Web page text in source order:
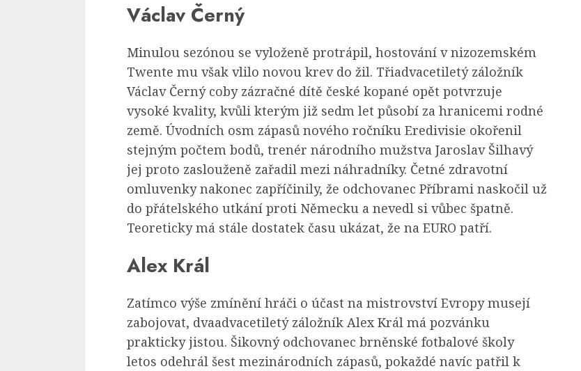
Václav Černý
Minulou sezónou se vyloženě protrápil, hostování v nizozemském
Twente mu však vlilo novou krev do žil. Třiadvacetiletý záložník
Václav Černý coby zázračné dítě české kopané opět potvrzuje
vysoké kvality, kvůli kterým již sedm let působí za hranicemi rodné
země. Úvodních osm zápasů nového ročníku Eredivisie okořenil
stejným počtem bodů, trenér národního mužstva Jaroslav Šilhavý
jej proto zaslouženě zařadil mezi náhradníky. Četné zdravotní
omluvenky nakonec zapříčinily, že odchovanec Příbrami naskočil už
do přátelského utkání proti Německu a nevedl si vůbec špatně.
Teoreticky má stále dostatek času ukázat, že na EURO patří.
Alex Král
Zatímco výše zmínění hráči o účast na mistrovství Evropy musejí
zabojovat, dvaadvacetiletý záložník Alex Král má pozvánku
prakticky jistou. Šikovný odchovanec brněnské fotbalové školy
letos odehrál šest mezinárodních zápasů, pokaždé navíc patřil k